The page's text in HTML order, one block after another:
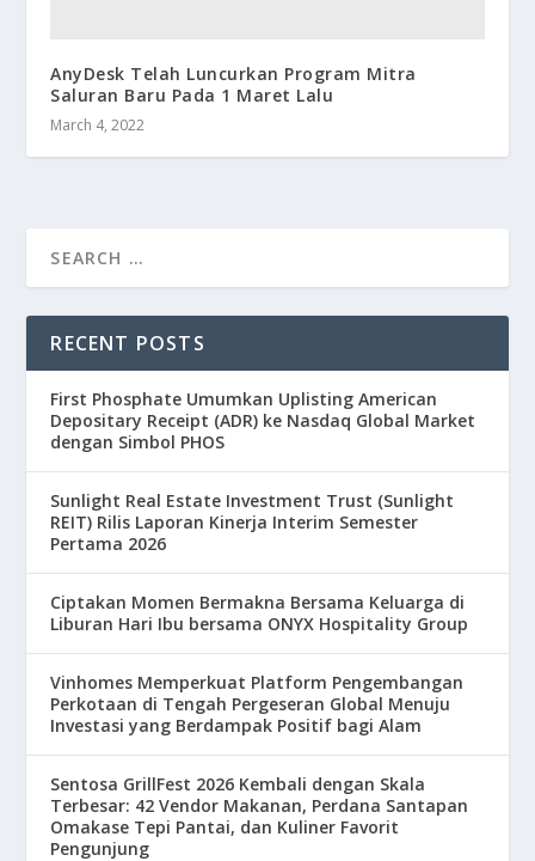
AnyDesk Telah Luncurkan Program Mitra
Saluran Baru Pada 1 Maret Lalu
March 4, 2022
RECENT POSTS
First Phosphate Umumkan Uplisting American
Depositary Receipt (ADR) ke Nasdaq Global Market
dengan Simbol PHOS
Sunlight Real Estate Investment Trust (Sunlight
REIT) Rilis Laporan Kinerja Interim Semester
Pertama 2026
Ciptakan Momen Bermakna Bersama Keluarga di
Liburan Hari Ibu bersama ONYX Hospitality Group
Vinhomes Memperkuat Platform Pengembangan
Perkotaan di Tengah Pergeseran Global Menuju
Investasi yang Berdampak Positif bagi Alam
Sentosa GrillFest 2026 Kembali dengan Skala
Terbesar: 42 Vendor Makanan, Perdana Santapan
Omakase Tepi Pantai, dan Kuliner Favorit
Pengunjung